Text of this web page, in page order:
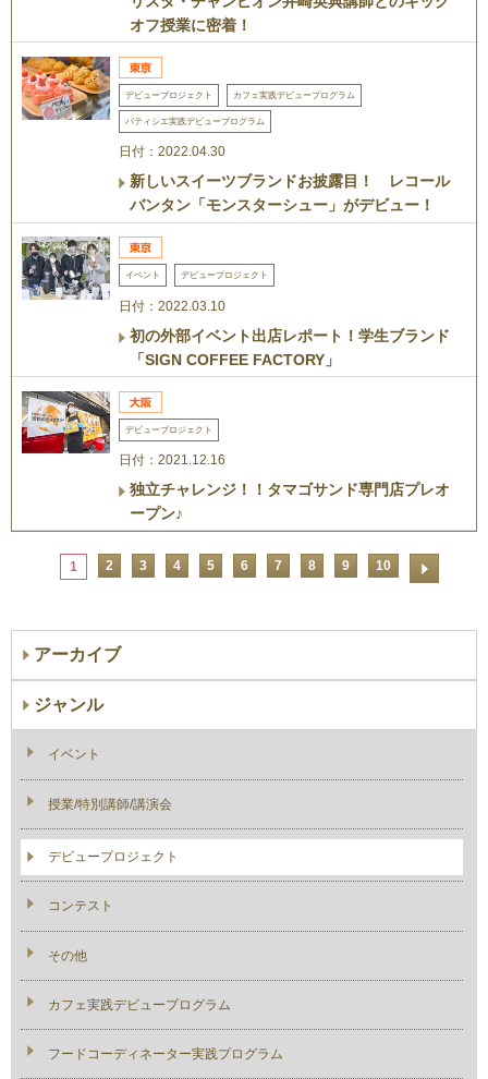
オフ授業に密着！
デビュープロジェクト カフェ実践デビュープログラム
パティシエ実践デビュープログラム
日付：2022.04.30
新しいスイーツブランドお披露目！ レコール
バンタン「モンスターシュー」がデビュー！
イベント デビュープロジェクト
日付：2022.03.10
初の外部イベント出店レポート！学生ブランド
「SIGN COFFEE FACTORY」
デビュープロジェクト
日付：2021.12.16
独立チャレンジ！！タマゴサンド専門店プレオ
ープン♪
1 2 3 4 5 6 7 8 9 10
アーカイブ
ジャンル
イベント
授業/特別講師/講演会
デビュープロジェクト
コンテスト
その他
カフェ実践デビュープログラム
フードコーディネーター実践プログラム